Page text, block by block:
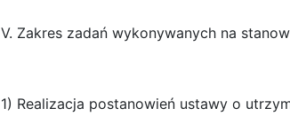
V. Zakres zadań wykonywanych na
1) Realizacja postanowień ustawy o